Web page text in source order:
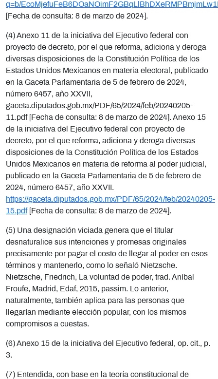
q=b/
[Fecha de consulta: 8 de marzo de 2024].
(4) Anexo 11 de la iniciativa del Ejecutivo federal con
proyecto de decreto, por el que reforma, adiciona y deroga
diversas disposiciones de la Constitución Política de los
Estados Unidos Mexicanos en materia electoral, publicado
en la Gaceta Parlamentaria de 5 de febrero de 2024,
número 6457, año XXVII,
gaceta.diputados.gob.mx/PDF/65/2024/feb/20240205-
11.pdf [Fecha de consulta: 8 de marzo de 2024]. Anexo 15
de la iniciativa del Ejecutivo federal con proyecto de
decreto, por el que reforma, adiciona y deroga diversas
disposiciones de la Constitución Política de los Estados
Unidos Mexicanos en materia de reforma al poder judicial,
publicado en la Gaceta Parlamentaria de 5 de febrero de
2024, número 6457, año XXVII.
https://gaceta.diputados.gob.mx/PDF/65/2024/feb/20240205-
15.pdf[Fecha de consulta: 8 de marzo de 2024].
(5) Una designación viciada genera que el titular
desnaturalice sus intenciones y promesas originales
precisamente por pagar el costo de llegar al poder en esos
términos y mantenerlo, como lo señaló Nietzsche.
Nietzsche, Friedrich, La voluntad de poder, trad. Aníbal
Froufe, Madrid, Edaf, 2015, passim. Lo anterior,
naturalmente, también aplica para las personas que
llegarían mediante elección popular, con los mismos
compromisos a cuestas.
(6) Anexo 15 de la iniciativa del Ejecutivo federal, op. cit., p.
3.
(7) Entendida, con base en la teoría constitucional de